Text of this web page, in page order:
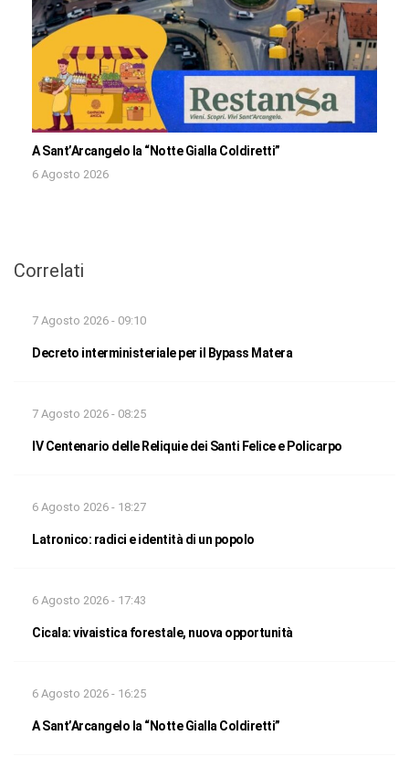
A Sant’Arcangelo la “Notte Gialla Coldiretti”
6 Agosto 2026
Correlati
7 Agosto 2026 - 09:10
Decreto interministeriale per il Bypass Matera
7 Agosto 2026 - 08:25
IV Centenario delle Reliquie dei Santi Felice e Policarpo
6 Agosto 2026 - 18:27
Latronico: radici e identità di un popolo
6 Agosto 2026 - 17:43
Cicala: vivaistica forestale, nuova opportunità
6 Agosto 2026 - 16:25
A Sant’Arcangelo la “Notte Gialla Coldiretti”